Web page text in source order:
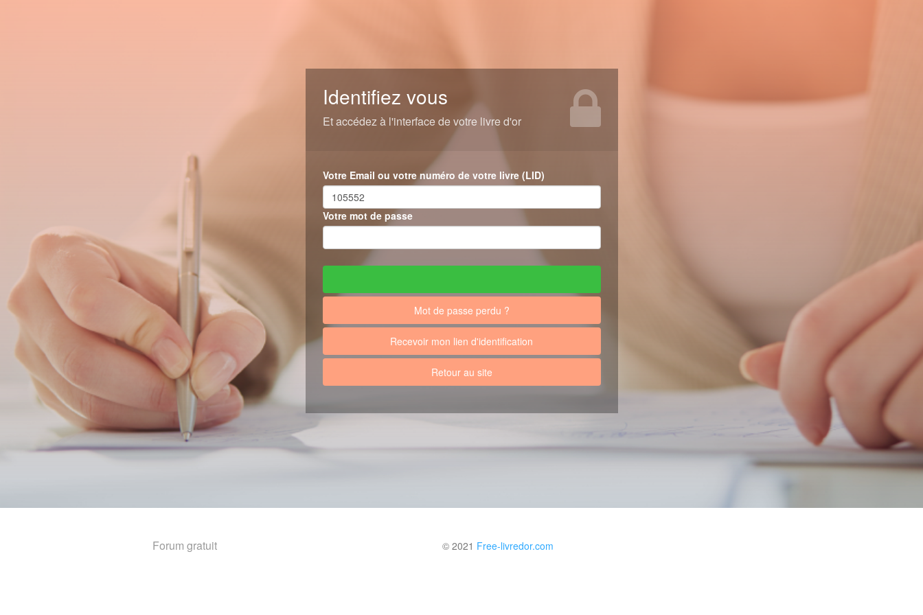
Identifiez vous
Et accédez à l'interface de votre livre d'or
Votre Email ou votre numéro de votre livre (LID)
Votre mot de passe
Mot de passe perdu ?
Recevoir mon lien d'identification
Retour au site
Forum gratuit © 2021 Free-livredor.com